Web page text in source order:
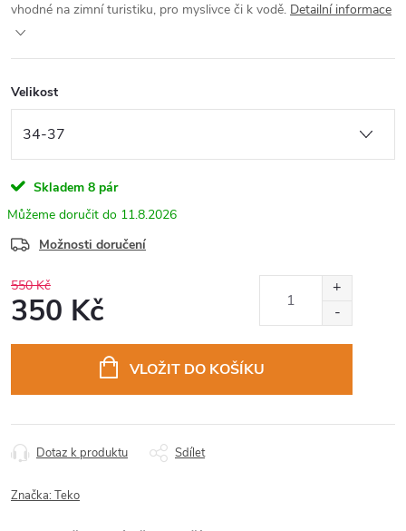
vhodné na zimní turistiku, pro myslivce či k vodě. Detailní informace
Velikost
Skladem 8 pár
11.8.2026
Možnosti doručení
550 Kč
350 Kč
VLOŽIT DO KOŠÍKU
Dotaz k produktu Sdílet
Značka:Teko